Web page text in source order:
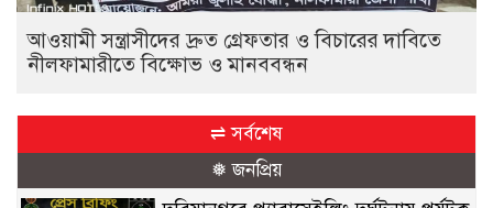
আওয়ামী সন্ত্রাসীদের দ্রুত গ্রেফতার ও বিচারের দাবিতে
নীলফামারীতে বিক্ষোভ ও মানববন্ধন
⇌ সর্বশেষ
❅ জনপ্রিয়